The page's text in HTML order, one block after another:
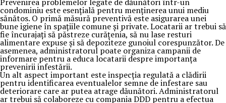
condominiu este esențială pentru menținerea unui mediu
sănătos. O primă măsură preventivă este asigurarea unei
bune igiene în spațiile comune și private. Locatarii ar trebui să
fie încurajați să păstreze curățenia, să nu lase resturi
alimentare expuse și să depoziteze gunoiul corespunzător. De
asemenea, administratorul poate organiza campanii de
informare pentru a educa locatarii despre importanța
prevenirii infestării.
Un alt aspect important este inspecția regulată a clădirii
pentru identificarea eventualelor semne de infestare sau
deteriorare care ar putea atrage dăunători. Administratorul
ar trebui să colaboreze cu compania DDD pentru a efectua